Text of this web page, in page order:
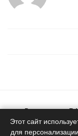
Доставка по
Белоруское
Этот сайт
для